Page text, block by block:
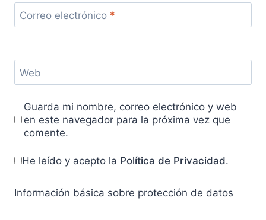
Correo electrónico *
Web
Guarda mi nombre, correo electrónico y web
en este navegador para la próxima vez que
comente.
He leído y acepto la Política de Privacidad.
Información básica sobre protección de datos